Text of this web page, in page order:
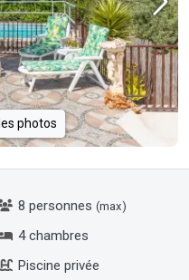
photos
8 personnes (max)
4 chambres
Piscine privée